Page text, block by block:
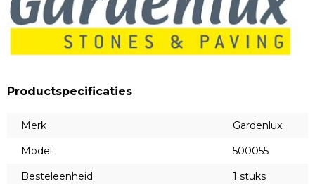
Productspecificaties
Merk
Gardenlux
Model
500055
Besteleenheid
1 stuks